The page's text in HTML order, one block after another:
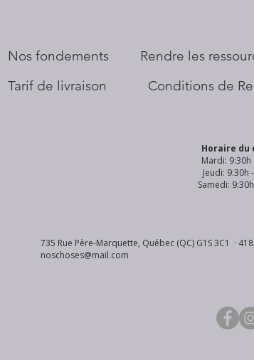
Nos fondements
Tarif de livraison
​Rendre les
Conditions de
Horaire du
Mardi: 9:30h
Jeudi: 9:30h
Samedi:
735 Rue Père-Marquette, Québec (QC) G1S 3C1 ·
noschoses@mail.com